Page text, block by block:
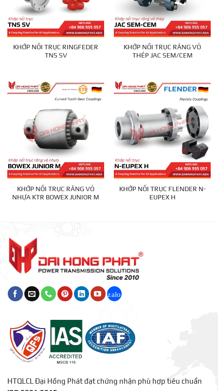
KHỚP NỐI TRỤC RINGFEDER
TNS SV
KHỚP NỐI TRỤC RĂNG VỎ
THÉP JAC SEM/CEM
KHỚP NỐI TRỤC RĂNG VỎ
NHỰA KTR BOWEX JUNIOR M
KHỚP NỐI TRỤC FLENDER N-
EUPEX H
HTQLCL Đại Hồng Phát đạt chứng nhận phù hợp tiêu chuẩn